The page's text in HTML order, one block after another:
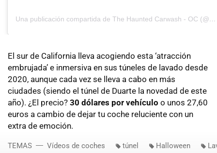
Una publicación compartida de The Haunted Carwash - OC (@hauntedcarwashoc)
El sur de California lleva acogiendo esta ‘atracción
embrujada’ e inmersiva en sus túneles de lavado desde
2020, aunque cada vez se lleva a cabo en más
ciudades (siendo el túnel de Duarte la novedad de este
año). ¿El precio? 30 dólares por vehículo o unos 27,60
euros a cambio de dejar tu coche reluciente con un
extra de emoción.
TEMAS Vídeos de coches túnel Halloween